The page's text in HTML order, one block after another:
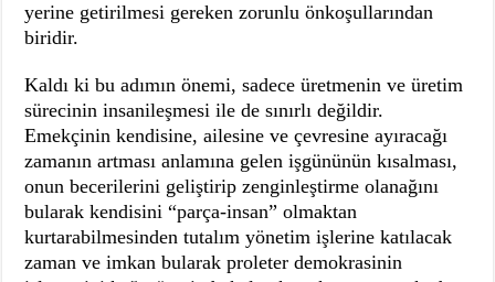
yerine getirilmesi gereken zorunlu önkoşullarından
biridir.
Kaldı ki bu adımın önemi, sadece üretmenin ve üretim
sürecinin insanileşmesi ile de sınırlı değildir.
Emekçinin kendisine, ailesine ve çevresine ayıracağı
zamanın artması anlamına gelen işgününün kısalması,
onun becerilerini geliştirip zenginleştirme olanağını
bularak kendisini “parça-insan” olmaktan
kurtarabilmesinden tutalım yönetim işlerine katılacak
zaman ve imkan bularak proleter demokrasinin